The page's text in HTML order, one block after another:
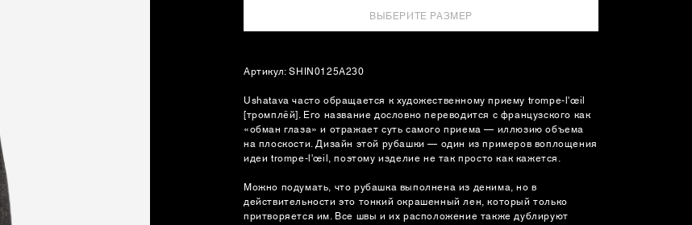
ВЫБЕРИТЕ РАЗМЕР
Артикул: SHIN0125A230
Ushatava часто обращается к художественному приему trompe-l'œil
[тромплёй]. Его название дословно переводится с французского как
«обман глаза» и отражает суть самого приема — иллюзию объема
на плоскости. Дизайн этой рубашки — один из примеров воплощения
идеи trompe-l'œil, поэтому изделие не так просто как кажется.
Можно подумать, что рубашка выполнена из денима, но в
действительности это тонкий окрашенный лен, который только
притворяется им. Все швы и их расположение также дублируют